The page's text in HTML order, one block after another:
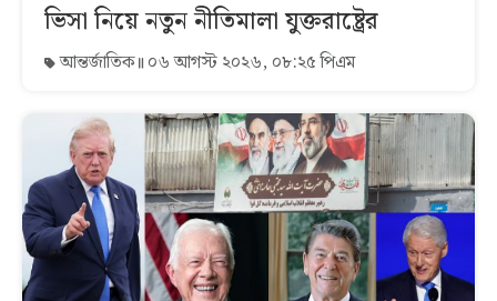
ভিসা নিয়ে নতুন নীতিমালা যুক্তরাষ্ট্রের
আন্তর্জাতিক ০৬ আগস্ট ২০২৬, ০৮:২৫ পিএম